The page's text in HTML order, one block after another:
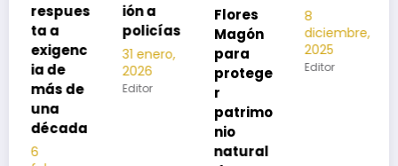
ión a
policías
31 enero,
2026
Editor
Flores
Magón
para
protege
r
8
diciembre,
2025
Editor
noviembre,
2025
Editor